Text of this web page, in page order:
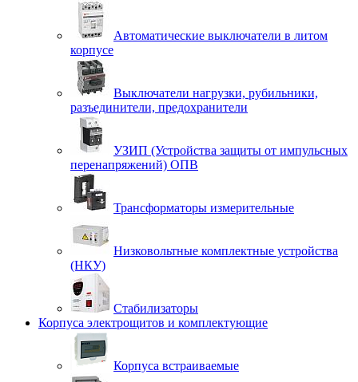
Автоматические выключатели в литом
корпусе
Выключатели нагрузки, рубильники,
разъединители, предохранители
УЗИП (Устройства защиты от импульсных
перенапряжений) ОПВ
Трансформаторы измерительные
Низковольтные комплектные устройства
(НКУ)
Стабилизаторы
Корпуса электрощитов и комплектующие
Корпуса встраиваемые